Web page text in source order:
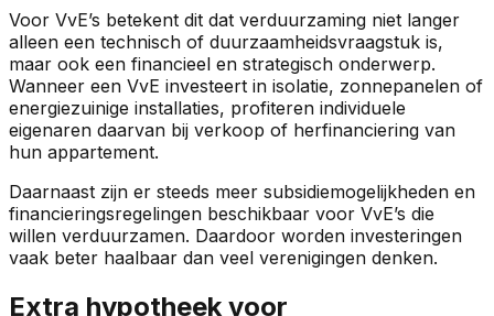
Voor VvE’s betekent dit dat verduurzaming niet langer
alleen een technisch of duurzaamheidsvraagstuk is,
maar ook een financieel en strategisch onderwerp.
Wanneer een VvE investeert in isolatie, zonnepanelen of
energiezuinige installaties, profiteren individuele
eigenaren daarvan bij verkoop of herfinanciering van
hun appartement.
Daarnaast zijn er steeds meer subsidiemogelijkheden en
financieringsregelingen beschikbaar voor VvE’s die
willen verduurzamen. Daardoor worden investeringen
vaak beter haalbaar dan veel verenigingen denken.
Extra hypotheek voor